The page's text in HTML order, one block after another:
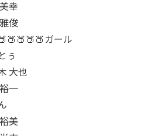
幸
俊
ガール
ぅ
大也
一
美